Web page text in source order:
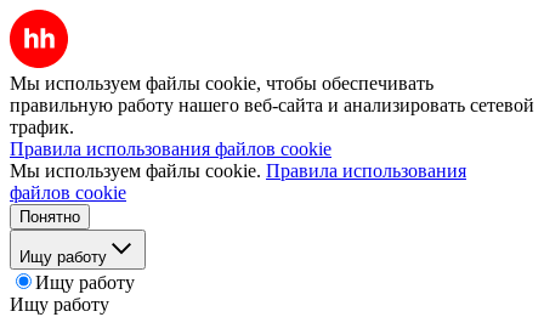
Мы используем файлы cookie, чтобы обеспечивать
правильную работу нашего веб-сайта и анализировать сетевой
трафик.
Правила использования файлов cookie
Мы используем файлы cookie. Правила использования
файлов cookie
Понятно
Ищу работу
Ищу работу
Ищу работу